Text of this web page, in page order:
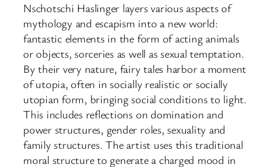
Nschotschi Haslinger layers various aspects of
mythology and escapism into a new world:
fantastic elements in the form of acting animals
or objects, sorceries as well as sexual temptation.
By their very nature, fairy tales harbor a moment
of utopia, often in socially realistic or socially
utopian form, bringing social conditions to light.
This includes reflections on domination and
power structures, gender roles, sexuality and
family structures. The artist uses this traditional
moral structure to generate a charged mood in